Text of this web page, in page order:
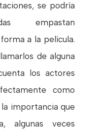
se podría
empastan
a la película.
de alguna
los actores
como
importancia que
algunas veces